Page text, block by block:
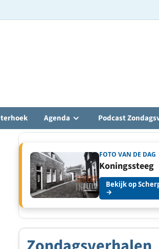
Agenda Podcast
FOTO VAN DE DAG
Koningssteeg
Bekijk op
→